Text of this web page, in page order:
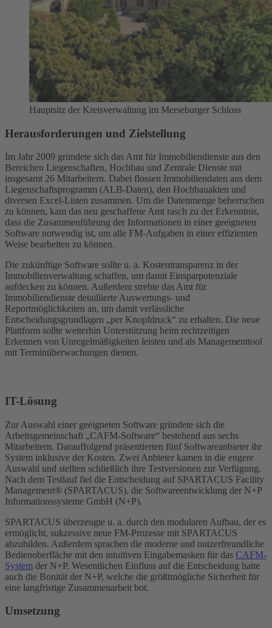
Hauptsitz der Kreisverwaltung im Merseburger Schloss
Herausforderungen und Zielstellung
Im Jahr 2009 gründete sich das Amt für Immobiliendienste aus den
Bereichen Liegenschaften, Hochbau und Zentrale Dienste mit
insgesamt 26 Mitarbeitern. Dabei flossen Immobiliendaten aus dem
Liegenschaftsprogramm (ALB-Daten), den Hochbauakten und
diversen Excel-Listen zusammen. Um die Datenmenge beherrschen
zu können, kam das neu geschaffene Amt rasch zu der Erkenntnis,
dass die Zusammenführung der Informationen in einer geeigneten
Software notwendig ist, um alle FM-Aufgaben in einer effizienten
Weise bearbeiten zu können.
Die zukünftige Software sollte u. a. Kostentransparenz in der
Immobilienverwaltung schaffen, um damit Einsparpotenziale
aufdecken zu können. Außerdem strebte das Amt für
Immobiliendienste detaillierte Auswertungs- und
Reportmöglichkeiten an, um damit verlässliche
Entscheidungsgrundlagen „per Knopfdruck“ zu erhalten. Die neue
Plattform sollte weiterhin Unterstützung beim rechtzeitigen
Erkennen von Unregelmäßigkeiten leisten und als Managementtool
mit Terminüberwachungen dienen.
IT-Lösung
Zur Auswahl einer geeigneten Software gründete sich die
Arbeitsgemeinschaft „CAFM-Software“ bestehend aus sechs
Mitarbeitern. Darauffolgend präsentierten fünf Softwareanbieter ihr
System inklusive der Kosten. Zwei Anbieter kamen in die engere
Auswahl und stellten schließlich ihre Testversionen zur Verfügung.
Nach dem Testlauf fiel die Entscheidung auf SPARTACUS Facility
Management® (SPARTACUS), die Softwareentwicklung der N+P
Informationssysteme GmbH (N+P).
SPARTACUS überzeugte u. a. durch den modularen Aufbau, der es
ermöglicht, sukzessive neue FM-Prozesse mit SPARTACUS
abzubilden. Außerdem sprachen die moderne und nutzerfreundliche
Bedienoberfläche mit den intuitiven Eingabemasken für das CAFM-
System der N+P. Wesentlichen Einfluss auf die Entscheidung hatte
auch die Bonität der N+P, welche die größtmögliche Sicherheit für
eine langfristige Zusammenarbeit bot.
Umsetzung